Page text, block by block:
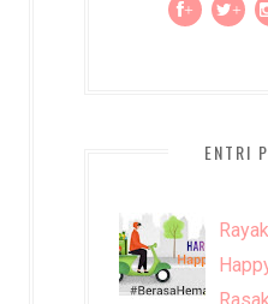
+ +
ENTRI